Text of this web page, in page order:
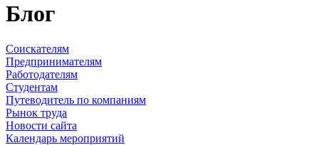
Блог
Соискателям
Предпринимателям
Работодателям
Студентам
Путеводитель по компаниям
Рынок труда
Новости сайта
Календарь мероприятий